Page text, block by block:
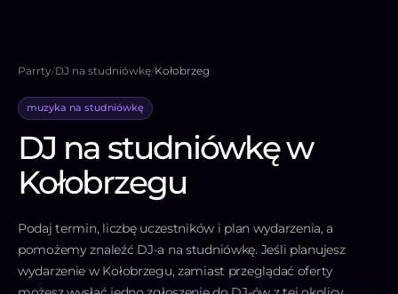
Parrty/DJ na studniówkę/Kołobrzeg
muzyka na studniówkę
DJ na studniówkę w
Kołobrzegu
Podaj termin, liczbę uczestników i plan wydarzenia, a
pomożemy znaleźć DJ-a na studniówkę. Jeśli planujesz
wydarzenie w Kołobrzegu, zamiast przeglądać oferty